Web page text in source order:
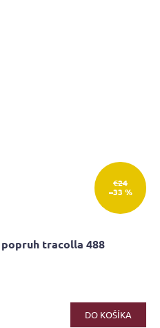
€24
–33 %
tracolla 488
DO KOŠÍKA